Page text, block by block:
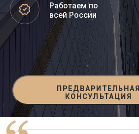
Работаем по
всей России
ПРЕДВАРИТЕЛЬНАЯ
КОНСУЛЬТАЦИЯ